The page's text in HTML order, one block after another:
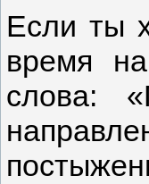
Если ты
время
слова: